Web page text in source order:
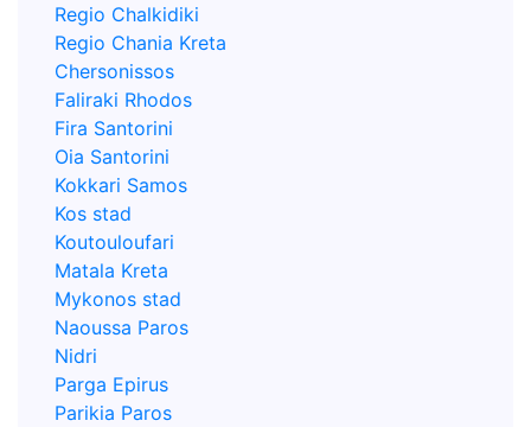
Regio Chalkidiki
Regio Chania Kreta
Chersonissos
Faliraki Rhodos
Fira Santorini
Oia Santorini
Kokkari Samos
Kos stad
Koutouloufari
Matala Kreta
Mykonos stad
Naoussa Paros
Nidri
Parga Epirus
Parikia Paros